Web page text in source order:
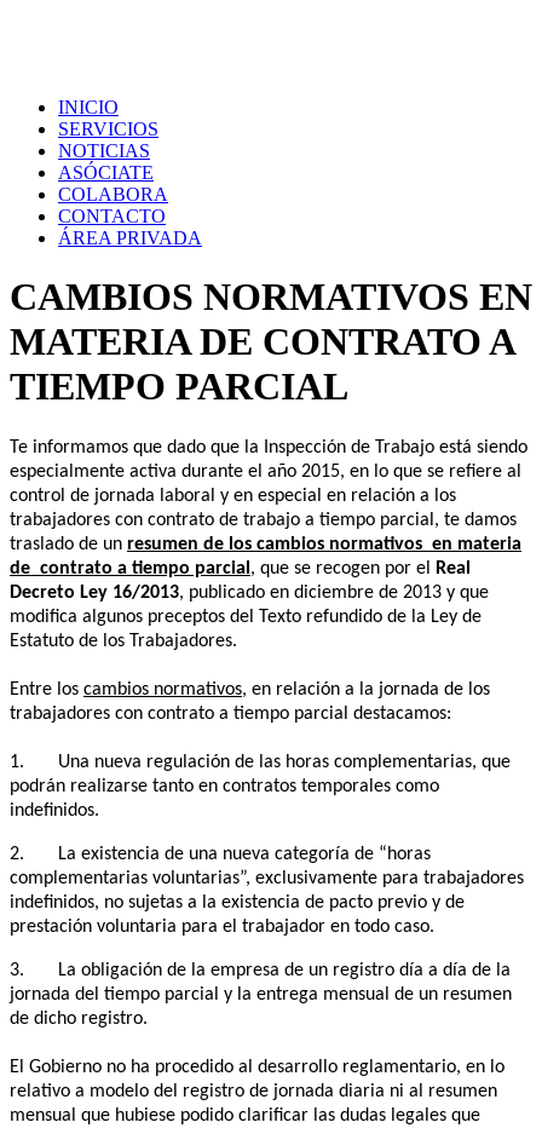
INICIO
SERVICIOS
NOTICIAS
ASÓCIATE
COLABORA
CONTACTO
ÁREA PRIVADA
CAMBIOS NORMATIVOS EN
MATERIA DE CONTRATO A
TIEMPO PARCIAL
Te informamos que dado que la Inspección de Trabajo está siendo
especialmente activa durante el año 2015, en lo que se refiere al
control de jornada laboral y en especial en relación a los
trabajadores con contrato de trabajo a tiempo parcial, te damos
traslado de un resumen de los cambios normativos en materia
de contrato a tiempo parcial , que se recogen por el
Real
Decreto Ley 16/2013, publicado en diciembre de 2013 y que
modifica algunos preceptos del Texto refundido de la Ley de
Estatuto de los Trabajadores.
Entre los cambios normativos, en relación a la jornada de los
trabajadores con contrato a tiempo parcial destacamos:
1. Una nueva regulación de las horas complementarias, que
podrán realizarse tanto en contratos temporales como
indefinidos.
2. La existencia de una nueva categoría de “horas
complementarias voluntarias”, exclusivamente para trabajadores
indefinidos, no sujetas a la existencia de pacto previo y de
prestación voluntaria para el trabajador en todo caso.
3. La obligación de la empresa de un registro día a día de la
jornada del tiempo parcial y la entrega mensual de un resumen
de dicho registro.
El Gobierno no ha procedido al desarrollo reglamentario, en lo
relativo a modelo del registro de jornada diaria ni al resumen
mensual que hubiese podido clarificar las dudas legales que